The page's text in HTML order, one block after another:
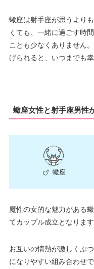
蠍座は射手座が思うより
くても、一緒に過ごす時
ことも少なくありません
げられると、いつまでも
蠍座女性と射手座男性
蠍座
魔性の女的な魅力がある
てカップル成立となります
お互いの情熱が激しくぶ
になりやすい組み合わせで